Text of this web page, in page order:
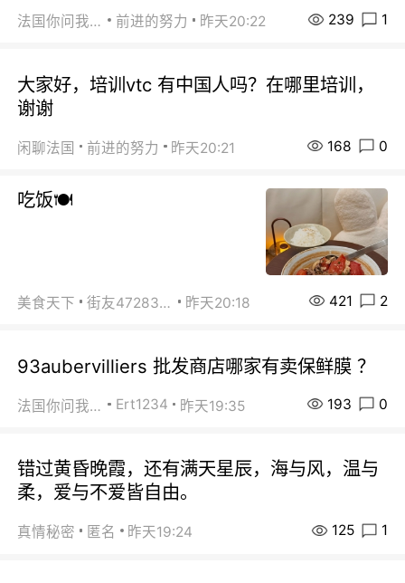
法国你问我答 前进的努力 昨天20:22 239 1
大家好，培训vtc 有中国人吗？在哪里培训，
谢谢
闲聊法国 前进的努力 昨天20:21 168 0
吃饭🍽️
美食天下 街友472838572 昨天20:18 421 2
93aubervilliers 批发商店哪家有卖保鲜膜 ？
法国你问我答 Ert1234 昨天19:35 193 0
错过黄昏晚霞，还有满天星辰，海与风，温与
柔，爱与不爱皆自由。
真情秘密 匿名 昨天19:24 125 1